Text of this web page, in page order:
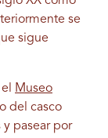
se
sigue
Museo
del casco
pasear por